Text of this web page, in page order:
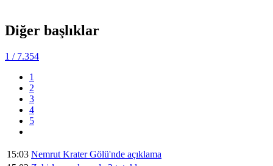
Diğer başlıklar
1 / 7.354
1
2
3
4
5
15:03 Nemrut Krater Gölü'nde açıklama